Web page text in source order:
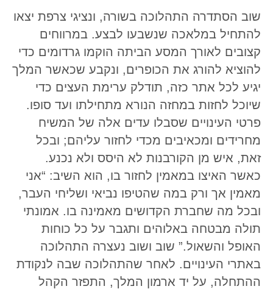
שוב הסתדרה התהלוכה בשורה, ונציגי צרפת יצאו
להתחיל במלאכה שנשבעו לבצע. במרווחים
קצובים לאורך המסע הביתה הוקמו גרדומים כדי
להוציא להורג את הכופרים, ונקבע שכאשר המלך
יגיע לכל אתר כזה, תודלק ערימת העצים כדי
שיוכל לחזות במחזה הנורא מתחילתו ועד סופו.
פרטי העינויים שסבלו עדים אלה של המשיח
מחרידים ומכאיבים מכדי לחזור עליהם; ובכל
זאת, איש מן הקורבנות לא היסס ולא נכנע.
כאשר האיצו במאמין לחזור בו, הוא השיב: “אני
מאמין אך ורק במה שהטיפו נביאי ושליחי העבר,
ובכל מה שחברת הקדושים מאמינה בו. אמונתי
תולה מבטחה באלוהים ותגבר על כל כוחות
האופל והשאול.” שוב ושוב נעצרה התהלוכה
באתרי העינויים. לאחר שהתהלוכה שבה לנקודת
ההתחלה, על יד ארמון המלך, התפזר הקהל